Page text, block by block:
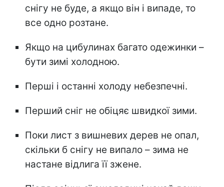
снігу не буде, а якщо він і випаде, то
все одно розтане.
Якщо на цибулинах багато одежинки –
бути зимі холодною.
Перші і останні холоду небезпечні.
Перший сніг не обіцяє швидкої зими.
Поки лист з вишневих дерев не опал,
скільки б снігу не випало – зима не
настане відлига її зжене.